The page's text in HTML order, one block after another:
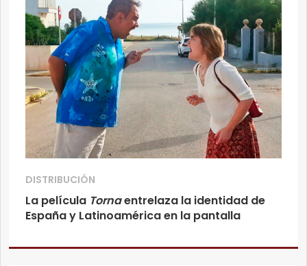
DISTRIBUCIÓN
La película Tornaentrelaza la identidad de
España y Latinoamérica en la pantalla